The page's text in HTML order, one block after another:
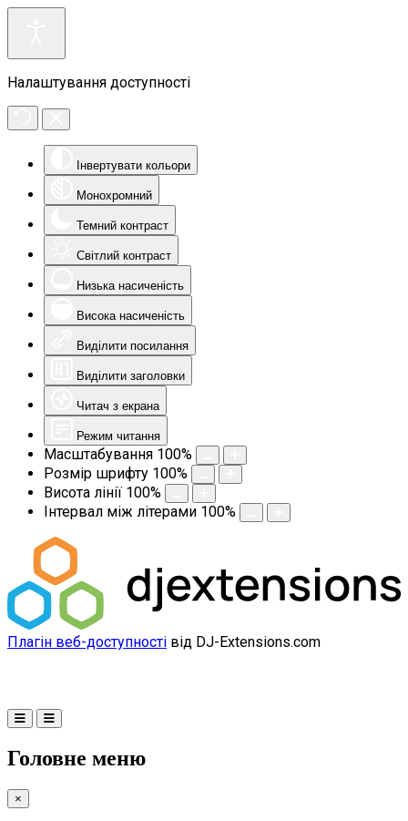
Налаштування доступності
Інвертувати кольори
Монохромний
Темний контраст
Світлий контраст
Низька насиченість
Висока насиченість
Виділити посилання
Виділити заголовки
Читач з екрана
Режим читання
Масштабування 100%
Розмір шрифту 100%
Висота лінії 100%
Інтервал між літерами 100%
Плагін веб-доступності від DJ-Extensions.com
Головне меню
×